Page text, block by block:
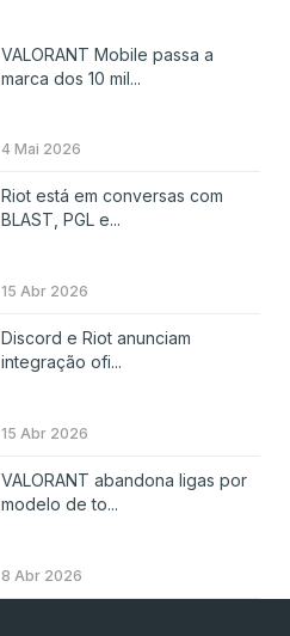
VALORANT Mobile passa a
marca dos 10 mil...
4 Mai 2026
Riot está em conversas com
BLAST, PGL e...
15 Abr 2026
Discord e Riot anunciam
integração ofi...
15 Abr 2026
VALORANT abandona ligas por
modelo de to...
8 Abr 2026